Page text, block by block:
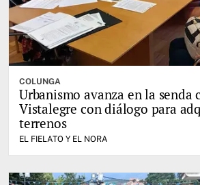
COLUNGA
Urbanismo avanza en la senda
Vistalegre con diálogo para
terrenos
EL FIELATO Y EL NORA